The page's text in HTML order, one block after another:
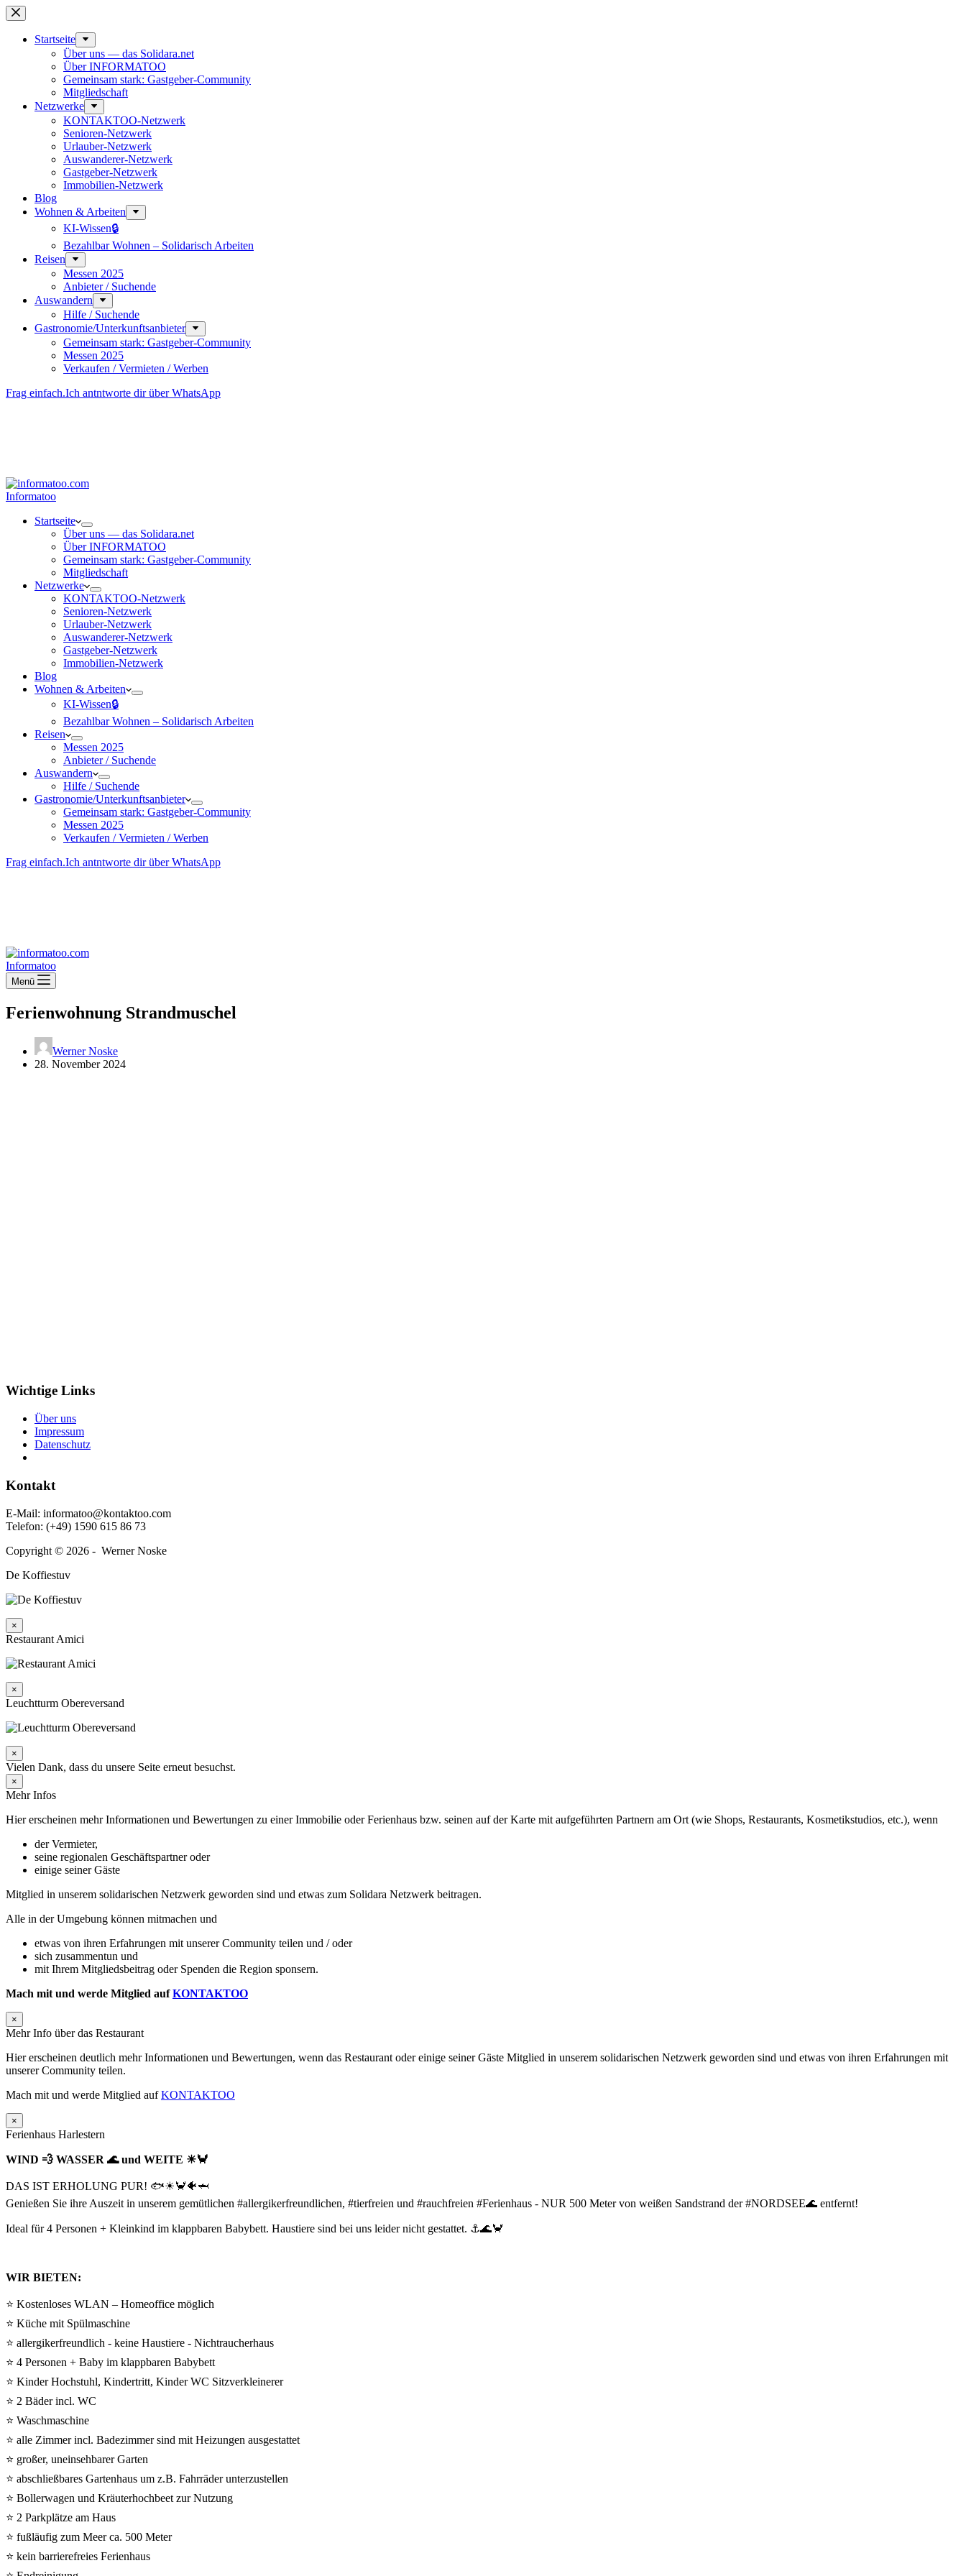
Zum
Inhalt
springenStart­seite
Über uns — das Solidara.net
Über INFORMATOO
Gemeinsam stark: Gastgeber-Community
Mitglied­schaft
Netzwerke
KONTAKTOO-Netzwerk
Senioren-Netzwerk
Urlauber-Netzwerk
Auswan­derer-Netzwerk
Gastgeber-Netzwerk
Immobilien-Netzwerk
Blog
Wohnen & Arbeiten
KI-Wissen🔒
Bezahlbar Wohnen – Solida­risch Arbeiten
Reisen
Messen 2025
Anbieter / Suchende
Auswandern
Hilfe / Suchende
Gastronomie/Unterkunftsanbieter
Gemeinsam stark: Gastgeber-Community
Messen 2025
Verkaufen / Vermieten / Werben
Frag einfach.Ich antntworte dir über WhatsApp
Informatoo
Start­seite
Über uns — das Solidara.net
Über INFORMATOO
Gemeinsam stark: Gastgeber-Community
Mitglied­schaft
Netzwerke
KONTAKTOO-Netzwerk
Senioren-Netzwerk
Urlauber-Netzwerk
Auswan­derer-Netzwerk
Gastgeber-Netzwerk
Immobilien-Netzwerk
Blog
Wohnen & Arbeiten
KI-Wissen🔒
Bezahlbar Wohnen – Solida­risch Arbeiten
Reisen
Messen 2025
Anbieter / Suchende
Auswandern
Hilfe / Suchende
Gastronomie/Unterkunftsanbieter
Gemeinsam stark: Gastgeber-Community
Messen 2025
Verkaufen / Vermieten / Werben
Frag einfach.Ich antntworte dir über WhatsApp
Informatoo
Menü
Ferien­wohnung Strand­mu­schel
Werner Noske
28. November 2024
Wichtige Links
Über uns
Impressum
Daten­schutz
Kontakt
E‑Mail: informatoo@kontaktoo.com
Telefon: (+49) 1590 615 86 73
Copyright © 2026 - Werner Noske
De Koffiestuv
×
Restaurant Amici
×
Leuchtturm Obereversand
×
Vielen Dank, dass du unsere Seite erneut besuchst.
×
Mehr Infos
Hier erscheinen mehr Informationen und Bewertungen zu einer Immobilie oder Ferienhaus bzw. seinen auf der Karte mit aufgeführten Partnern am Ort (wie Shops, Restaurants, Kosmetikstudios, etc.), wenn
der Vermieter,
seine regionalen Geschäftspartner oder
einige seiner Gäste
Mitglied in unserem solidarischen Netzwerk geworden sind und etwas zum Solidara Netzwerk beitragen.
Alle in der Umgebung können mitmachen und
etwas von ihren Erfahrungen mit unserer Community teilen und / oder
sich zusammentun und
mit Ihrem Mitgliedsbeitrag oder Spenden die Region sponsern.
Mach mit und werde Mitglied aufKONTAKTOO
×
Mehr Info über das Restaurant
Hier erscheinen deutlich mehr Informationen und Bewertungen, wenn das Restaurant oder einige seiner Gäste Mitglied in unserem solidarischen Netzwerk geworden sind und etwas von ihren Erfahrungen mit
unserer Community teilen.
Mach mit und werde Mitglied aufKONTAKTOO
×
Ferienhaus Harlestern
WIND 💨 WASSER 🌊 und WEITE ☀🦀
DAS IST ERHOLUNG PUR! 🐟☀🦀🐠🦈
Genießen Sie ihre Auszeit in unserem gemütlichen #allergikerfreundlichen, #tierfreien und #rauchfreien #Ferienhaus - NUR 500 Meter von weißen Sandstrand der #NORDSEE🌊 entfernt!
Ideal für 4 Personen + Kleinkind im klappbaren Babybett. Haustiere sind bei uns leider nicht gestattet. ⚓🌊🦀
WIR BIETEN:
⭐ Kostenloses WLAN – Homeoffice möglich
⭐ Küche mit Spülmaschine
⭐ allergikerfreundlich - keine Haustiere - Nichtraucherhaus
⭐ 4 Personen + Baby im klappbaren Babybett
⭐ Kinder Hochstuhl, Kindertritt, Kinder WC Sitzverkleinerer
⭐ 2 Bäder incl. WC
⭐ Waschmaschine
⭐ alle Zimmer incl. Badezimmer sind mit Heizungen ausgestattet
⭐ großer, uneinsehbarer Garten
⭐ abschließbares Gartenhaus um z.B. Fahrräder unterzustellen
⭐ Bollerwagen und Kräuterhochbeet zur Nutzung
⭐ 2 Parkplätze am Haus
⭐ fußläufig zum Meer ca. 500 Meter
⭐ kein barrierefreies Ferienhaus